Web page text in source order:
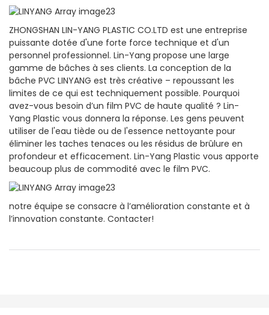
ZHONGSHAN LIN-YANG PLASTIC CO.LTD est une entreprise
puissante dotée d'une forte force technique et d'un
personnel professionnel. Lin-Yang propose une large
gamme de bâches à ses clients. La conception de la
bâche PVC LINYANG est très créative – repoussant les
limites de ce qui est techniquement possible. Pourquoi
avez-vous besoin d’un film PVC de haute qualité ? Lin-
Yang Plastic vous donnera la réponse. Les gens peuvent
utiliser de l'eau tiède ou de l'essence nettoyante pour
éliminer les taches tenaces ou les résidus de brûlure en
profondeur et efficacement. Lin-Yang Plastic vous apporte
beaucoup plus de commodité avec le film PVC.
notre équipe se consacre à l’amélioration constante et à
l’innovation constante. Contacter!